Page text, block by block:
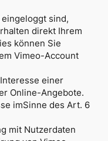
sind,
direkt Ihrem
können Sie
Vimeo-Account
einer
Online-Angebote.
imSinne des Art. 6
mit Nutzerdaten